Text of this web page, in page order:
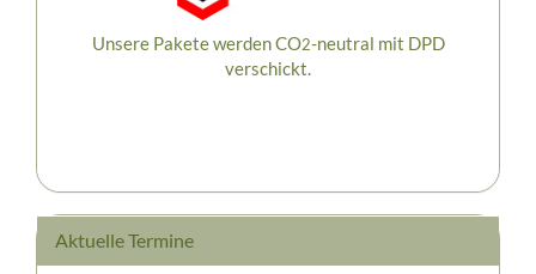
Unsere Pakete werden CO2-neutral mit DPD
verschickt.
Aktuelle Termine